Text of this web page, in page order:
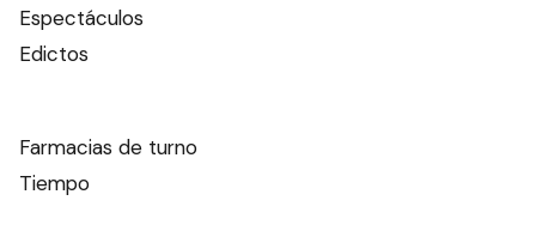
Espectáculos
Edictos
Farmacias de turno
Tiempo